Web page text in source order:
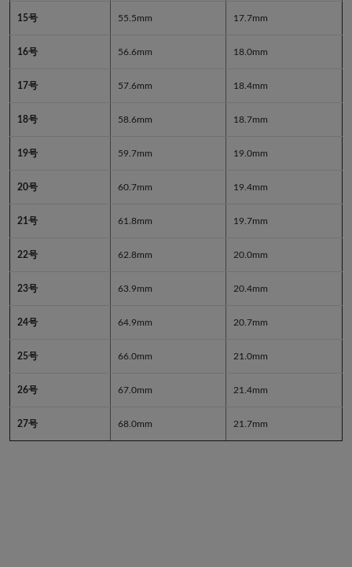
15号 55.5mm 17.7mm
16号 56.6mm 18.0mm
17号 57.6mm 18.4mm
18号 58.6mm 18.7mm
19号 59.7mm 19.0mm
20号 60.7mm 19.4mm
21号 61.8mm 19.7mm
22号 62.8mm 20.0mm
23号 63.9mm 20.4mm
24号 64.9mm 20.7mm
25号 66.0mm 21.0mm
26号 67.0mm 21.4mm
27号 68.0mm 21.7mm